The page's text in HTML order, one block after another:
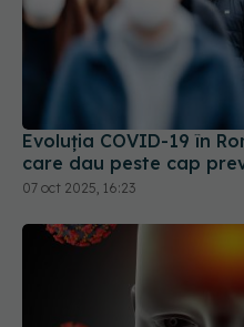
Evoluția COVID-19 în
care dau peste cap
07 oct 2025, 16:23